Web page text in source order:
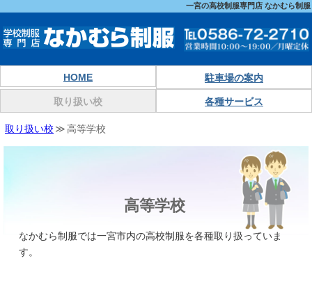
一宮の高校制服専門店 なかむら制服
HOME 駐車場の案内
取り扱い校 各種サービス
取り扱い校 高等学校
高等学校
なかむら制服では一宮市内の高校制服を各種取り扱っていま
す。